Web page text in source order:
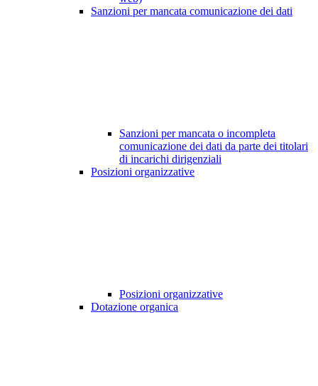
Sanzioni per mancata comunicazione dei dati
Sanzioni per mancata o incompleta
comunicazione dei dati da parte dei titolari
di incarichi dirigenziali
Posizioni organizzative
Posizioni organizzative
Dotazione organica